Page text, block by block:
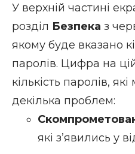
У верхній частині
розділ Безпека з
якому буде вказано
паролів. Цифра на
кількість паролів,
декілька проблем:
які з’явились у